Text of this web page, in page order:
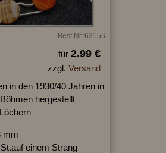
Best.Nr.:63156
für 2.99 €
zzgl. Versand
in den 1930/40 Jahren in
hergestellt
mm
einem Strang